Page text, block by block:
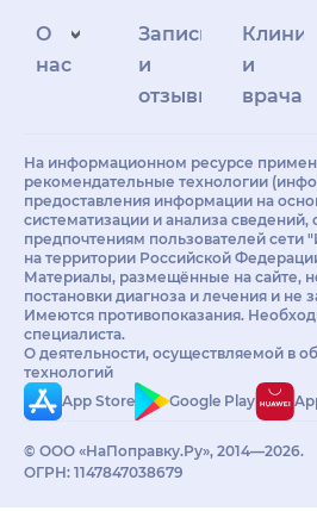
О
нас
Запись
и
отзывы
и
врачам
На информационном ресурсе
рекомендательные технологии
предоставления информации на
систематизации и анализа сведений,
предпочтениям пользователей сети
на территории Российской
Материалы, размещённые на сайте,
постановки диагноза и лечения и не
Имеются противопоказания.
специалиста.
О деятельности, осуществляемой в
технологий
App Store
Google Play
© ООО «НаПоправку.Ру», 2014—2026.
ОГРН: 1147847038679